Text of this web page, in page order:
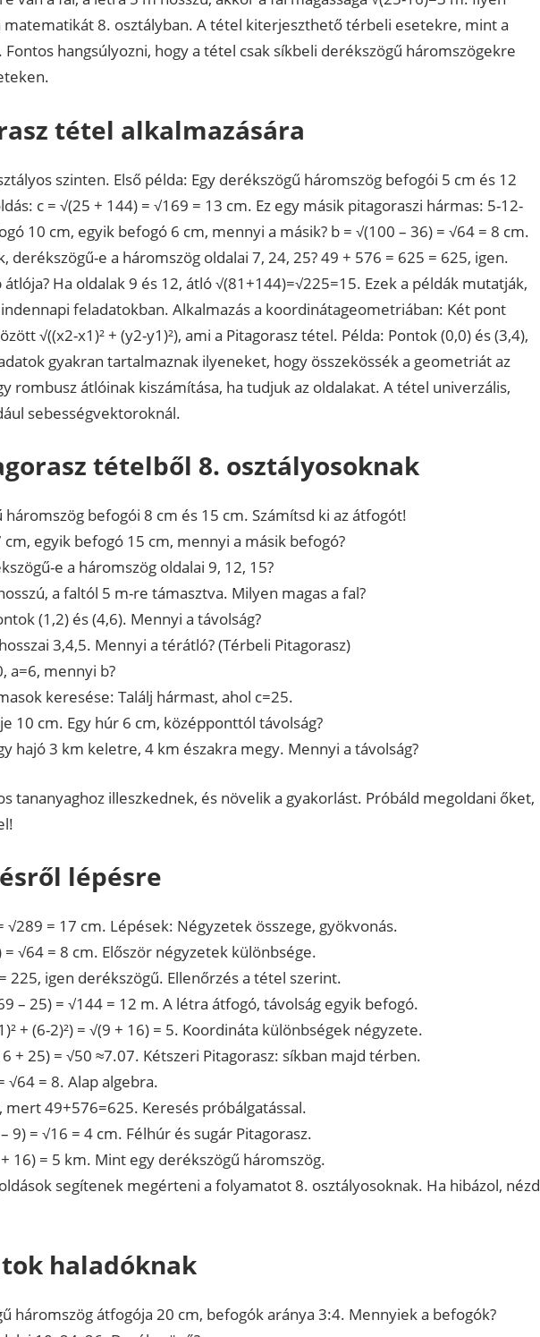
8. osztályban. A tétel kiterjeszthető térbeli esetekre, mint a
hangsúlyozni, hogy a tétel csak síkbeli derékszögű háromszögekre
tétel alkalmazására
szinten. Első példa: Egy derékszögű háromszög befogói 5 cm és 12
c = √(25 + 144) = √169 = 13 cm. Ez egy másik pitagoraszi hármas: 5-12-
10 cm, egyik befogó 6 cm, mennyi a másik? b = √(100 – 36) = √64 = 8 cm.
derékszögű-e a háromszög oldalai 7, 24, 25? 49 + 576 = 625 = 625, igen.
Ha oldalak 9 és 12, átló √(81+144)=√225=15. Ezek a példák mutatják,
feladatokban. Alkalmazás a koordinátageometriában: Két pont
√((x2-x1)² + (y2-y1)²), ami a Pitagorasz tétel. Példa: Pontok (0,0) és (3,4),
gyakran tartalmaznak ilyeneket, hogy összekössék a geometriát az
rombusz átlóinak kiszámítása, ha tudjuk az oldalakat. A tétel univerzális,
sebességvektoroknál.
tételből 8. osztályosoknak
háromszög befogói 8 cm és 15 cm. Számítsd ki az átfogót!
cm, egyik befogó 15 cm, mennyi a másik befogó?
e a háromszög oldalai 9, 12, 15?
a faltól 5 m-re támasztva. Milyen magas a fal?
(1,2) és (4,6). Mennyi a távolság?
3,4,5. Mennyi a térátló? (Térbeli Pitagorasz)
a=6, mennyi b?
keresése: Találj hármast, ahol c=25.
10 cm. Egy húr 6 cm, középponttól távolság?
hajó 3 km keletre, 4 km északra megy. Mennyi a távolság?
tananyaghoz illeszkednek, és növelik a gyakorlást. Próbáld megoldani őket,
lépésre
√289 = 17 cm. Lépések: Négyzetek összege, gyökvonás.
√64 = 8 cm. Először négyzetek különbsége.
225, igen derékszögű. Ellenőrzés a tétel szerint.
– 25) = √144 = 12 m. A létra átfogó, távolság egyik befogó.
+ (6-2)²) = √(9 + 16) = 5. Koordináta különbségek négyzete.
+ 25) = √50 ≈7.07. Kétszeri Pitagorasz: síkban majd térben.
√64 = 8. Alap algebra.
mert 49+576=625. Keresés próbálgatással.
9) = √16 = 4 cm. Félhúr és sugár Pitagorasz.
16) = 5 km. Mint egy derékszögű háromszög.
segítenek megérteni a folyamatot 8. osztályosoknak. Ha hibázol, nézd
haladóknak
háromszög átfogója 20 cm, befogók aránya 3:4. Mennyiek a befogók?